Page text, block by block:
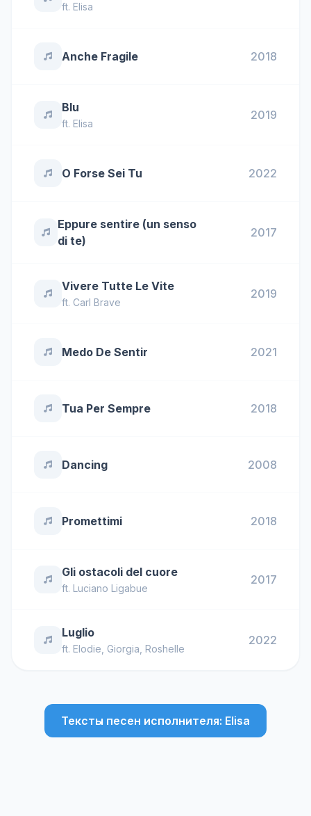
ft. Elisa
Anche Fragile 2018
Blu
ft. Elisa
2019
O Forse Sei Tu 2022
Eppure sentire (un senso
di te)
2017
Vivere Tutte Le Vite
ft. Carl Brave
2019
Medo De Sentir 2021
Tua Per Sempre 2018
Dancing 2008
Promettimi 2018
Gli ostacoli del cuore
ft. Luciano Ligabue
2017
Luglio
ft. Elodie Giorgia Roshelle
2022
Тексты песен исполнителя: Elisa